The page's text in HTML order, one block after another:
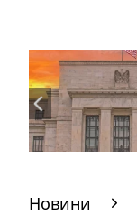
Новини